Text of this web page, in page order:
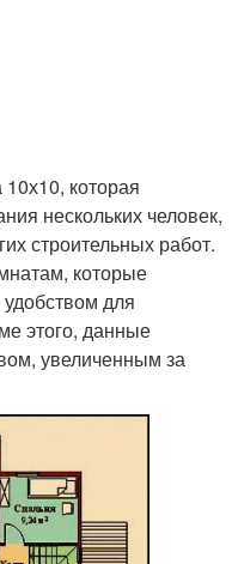
которая
нескольких человек,
строительных работ.
которые
для
этого, данные
увеличенным за